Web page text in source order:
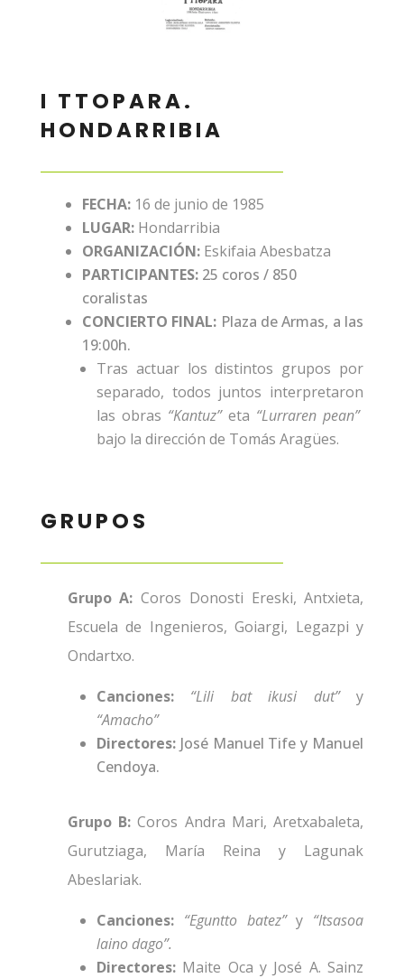
I TTOPARA.
HONDARRIBIA
FECHA:16 de junio de 1985
LUGAR:Hondarribia
ORGANIZACIÓN:Eskifaia Abesbatza
PARTICIPANTES:25 coros / 850
coralistas
CONCIERTO FINAL: Plaza de Armas, a las
19:00h.
Tras actuar los distintos grupos por
separado, todos juntos interpretaron
las obras “Kantuz”eta “Lurraren pean”
bajo la dirección de Tomás Aragües.
GRUPOS
Grupo A: Coros Donosti Ereski, Antxieta,
Escuela de Ingenieros, Goiargi, Legazpi y
Ondartxo.
Canciones:“Lili bat ikusi dut”y
“Amacho”
Directores:José Manuel Tife y Manuel
Cendoya.
Grupo B: Coros Andra Mari, Aretxabaleta,
Gurutziaga, María Reina y Lagunak
Abeslariak.
Canciones: “Eguntto batez”y “Itsasoa
laino dago”.
Directores:Maite Oca y José A. Sainz